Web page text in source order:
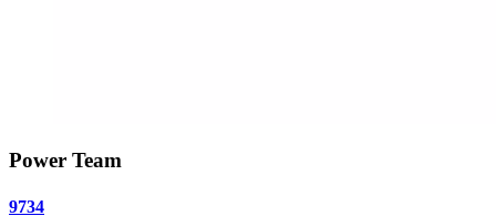
Power Team
9734